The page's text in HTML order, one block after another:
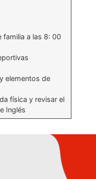
familia a las 8: 00
elementos de
física y revisar el
Inglés